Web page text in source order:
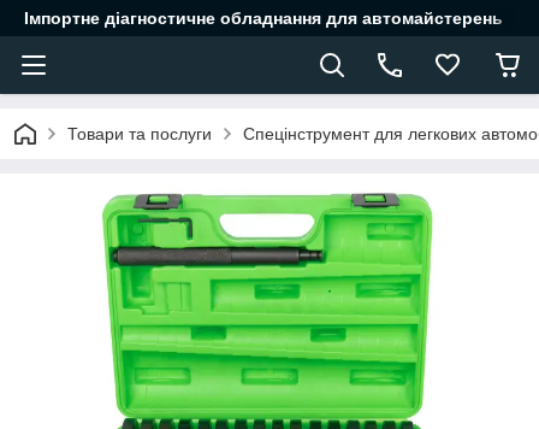
Імпортне діагностичне обладнання для автомайстерень
Товари та послуги Спецінструмент для легкових